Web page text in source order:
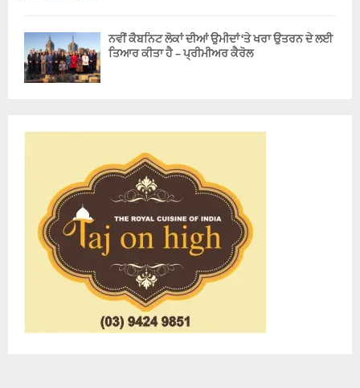
ਨਵੀਂ ਕੈਬਨਿਟ ਲੋਕਾਂ ਦੀਆਂ ਉਮੀਦਾਂ ‘ਤੇ ਖਰਾ ਉਤਰਨ ਦੇ ਲਈ
ਤਿਆਰ ਕੀਤਾ ਹੈ – ਪ੍ਰੀਮੀਅਰ ਕੈਰੋਲ